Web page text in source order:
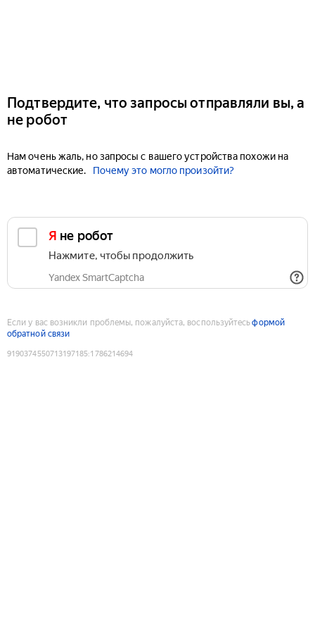
Подтвердите, что запросы отправляли вы, а
не робот
Нам очень жаль, но запросы с вашего устройства похожи на
автоматические.
Почему это могло произойти?
Я не робот
Нажмите, чтобы продолжить
Yandex SmartCaptcha
Если у вас возникли проблемы, пожалуйста, воспользуйтесьформой
обратной связи
9190374550713197185:1786214694